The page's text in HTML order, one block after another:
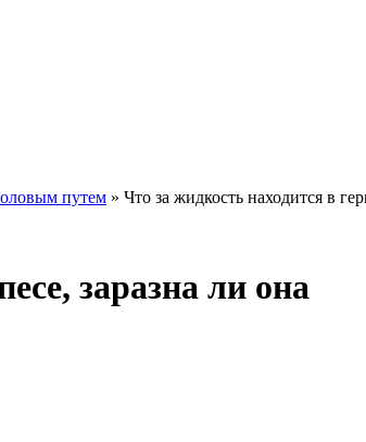
путем » Что за жидкость находится в
заразна ли она